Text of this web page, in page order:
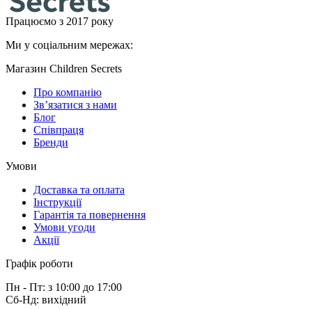
Працюємо з 2017 року
Ми у соціальним мережах:
Магазин Children Secrets
Про компанію
Зв’язатися з нами
Блог
Співпраця
Бренди
Умови
Доставка та оплата
Інструкції
Гарантія та повернення
Умови угоди
Акції
Графік роботи
Пн - Пт: з 10:00 до 17:00
Сб-Нд: вихідний